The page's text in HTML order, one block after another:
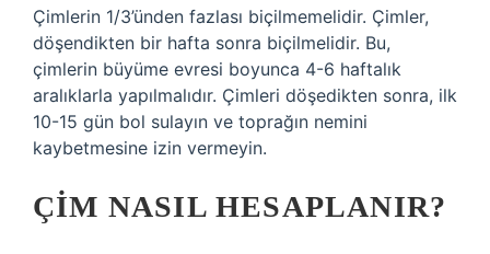
Çimlerin 1/3’ünden fazlası biçilmemelidir. Çimler,
döşendikten bir hafta sonra biçilmelidir. Bu,
çimlerin büyüme evresi boyunca 4-6 haftalık
aralıklarla yapılmalıdır. Çimleri döşedikten sonra, ilk
10-15 gün bol sulayın ve toprağın nemini
kaybetmesine izin vermeyin.
ÇIM NASIL HESAPLANIR?